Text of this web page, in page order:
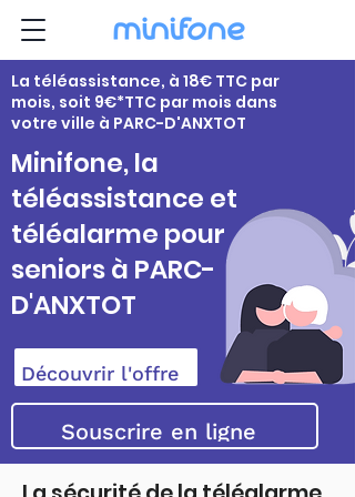
La téléassistance, à 18€ TTC par
mois, soit 9€*TTC par mois dans
votre ville à PARC-D'ANXTOT
Minifone, la
téléassistance et
téléalarme pour
seniors à PARC-
D'ANXTOT
Découvrir l'offre
Souscrire en ligne